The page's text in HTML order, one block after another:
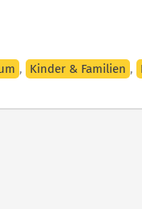
, Kinder & Familien ,